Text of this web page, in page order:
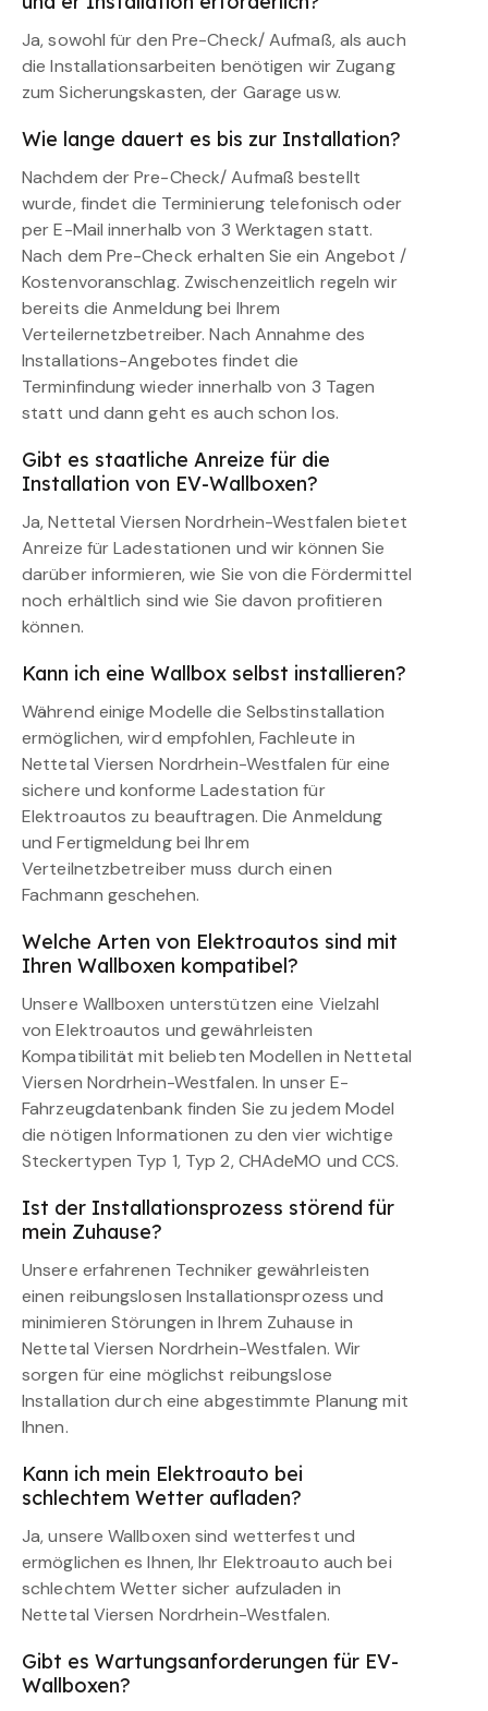
Ja, sowohl für den Pre-Check/ Aufmaß, als auch
die Installationsarbeiten benötigen wir Zugang
zum Sicherungskasten, der Garage usw.
Wie lange dauert es bis zur Installation?
Nachdem der Pre-Check/ Aufmaß bestellt
wurde, findet die Terminierung telefonisch oder
per E-Mail innerhalb von 3 Werktagen statt.
Nach dem Pre-Check erhalten Sie ein Angebot /
Kostenvoranschlag. Zwischenzeitlich regeln wir
bereits die Anmeldung bei Ihrem
Verteilernetzbetreiber. Nach Annahme des
Installations-Angebotes findet die
Terminfindung wieder innerhalb von 3 Tagen
statt und dann geht es auch schon los.
Gibt es staatliche Anreize für die
Installation von EV-Wallboxen?
Ja, Nettetal Viersen Nordrhein-Westfalen bietet
Anreize für Ladestationen und wir können Sie
darüber informieren, wie Sie von die Fördermittel
noch erhältlich sind wie Sie davon profitieren
können.
Kann ich eine Wallbox selbst installieren?
Während einige Modelle die Selbstinstallation
ermöglichen, wird empfohlen, Fachleute in
Nettetal Viersen Nordrhein-Westfalen für eine
sichere und konforme Ladestation für
Elektroautos zu beauftragen. Die Anmeldung
und Fertigmeldung bei Ihrem
Verteilnetzbetreiber muss durch einen
Fachmann geschehen.
Welche Arten von Elektroautos sind mit
Ihren Wallboxen kompatibel?
Unsere Wallboxen unterstützen eine Vielzahl
von Elektroautos und gewährleisten
Kompatibilität mit beliebten Modellen in Nettetal
Viersen Nordrhein-Westfalen. In unser E-
Fahrzeugdatenbank finden Sie zu jedem Model
die nötigen Informationen zu den vier wichtige
Steckertypen Typ 1, Typ 2, CHAdeMO und CCS.
Ist der Installationsprozess störend für
mein Zuhause?
Unsere erfahrenen Techniker gewährleisten
einen reibungslosen Installationsprozess und
minimieren Störungen in Ihrem Zuhause in
Nettetal Viersen Nordrhein-Westfalen. Wir
sorgen für eine möglichst reibungslose
Installation durch eine abgestimmte Planung mit
Ihnen.
Kann ich mein Elektroauto bei
schlechtem Wetter aufladen?
Ja, unsere Wallboxen sind wetterfest und
ermöglichen es Ihnen, Ihr Elektroauto auch bei
schlechtem Wetter sicher aufzuladen in
Nettetal Viersen Nordrhein-Westfalen.
Gibt es Wartungsanforderungen für EV-
Wallboxen?